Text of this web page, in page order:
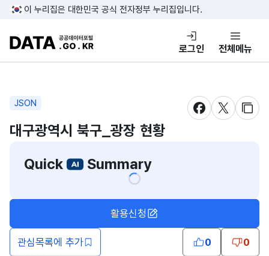
콘텐츠 바로가기
푸터 바로가기
이 누리집은 대한민국 공식 전자정부 누리집입니다.
DATA.GO.KR 공공데이터포털
로그인 전체메뉴
JSON
새창 열림새창 열림
새창
대구광역시 북구_광장 현황
Quick
Summary
관심목록에 추가
활용신청
0 0